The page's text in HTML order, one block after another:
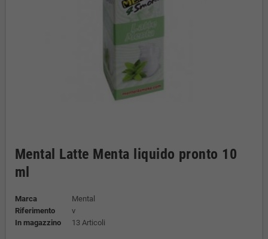
Mental Latte Menta liquido pronto 10
ml
Marca
Mental
Riferimento
v
In magazzino
13 Articoli